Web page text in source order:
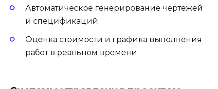
Автоматическое генерирование чертежей
и спецификаций.
Оценка стоимости и графика выполнения
работ в реальном времени.